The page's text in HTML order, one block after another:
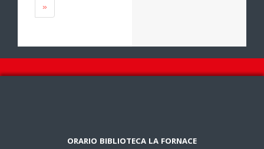
»
ORARIO BIBLIOTECA LA FORNACE